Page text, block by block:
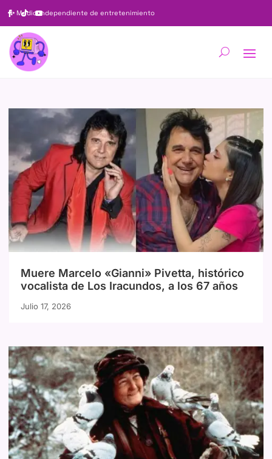
✨ Medio independiente de entretenimiento
Muere Marcelo «Gianni» Pivetta, histórico
vocalista de Los Iracundos, a los 67 años
Julio 17, 2026